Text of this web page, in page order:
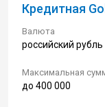
Кредитная
Валюта
российский рубль
Максимальная
до 400 000